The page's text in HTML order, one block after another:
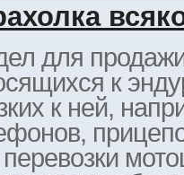
для
к
к ней,